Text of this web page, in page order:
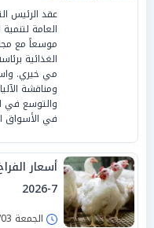
عقد الرئيس
العامة
موسعاً مع
الغذائية
مي خيري.
ومناقشة
والتوسع في
في الأسواق
7-2026
الجمعة 03/يوليو/2026 - 09:00 ص